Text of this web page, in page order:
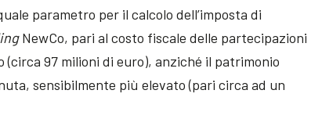
parametro per il calcolo dell’imposta di
NewCo, pari al costo fiscale delle partecipazioni
97 milioni di euro), anziché il patrimonio
sensibilmente più elevato (pari circa ad un